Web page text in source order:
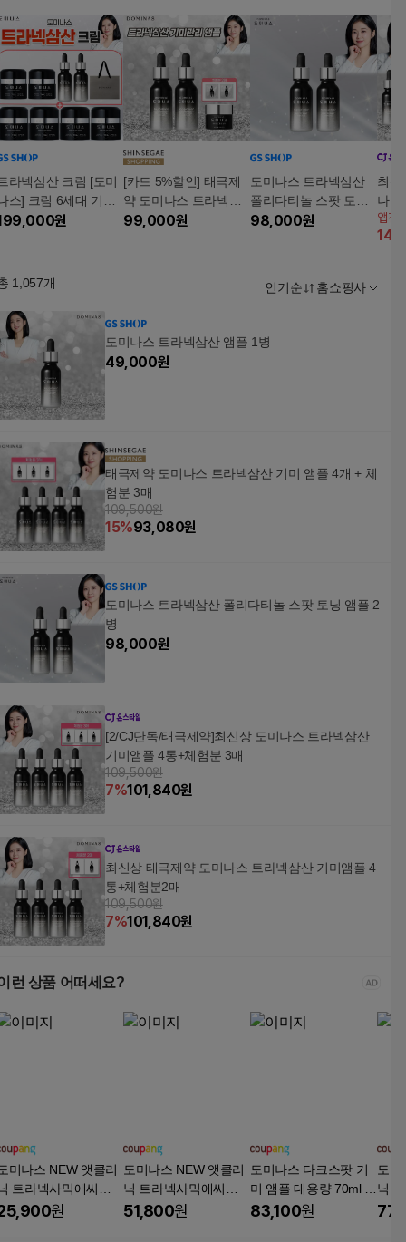
라넥삼산 크림 [도미
스] 크림 6세대 기미
백크림 크림+앰플 구
원
[카드 5%할인] 태극제
약 도미나스 트라넥삼
산 기미 앰플2개 + 아이
99,000원
도미나스 트라넥삼산
폴리다티놀 스팟 토닝
앰플 2병
98,000원
최신
나스
앰플
앱전
14
1,057개 인기순 홈쇼핑사
도미나스 트라넥삼산 앰플 1병
49,000원
태극제약 도미나스 트라넥삼산 기미 앰플 4개 + 체
험분 3매
109,500원
15%93,080원
도미나스 트라넥삼산 폴리다티놀 스팟 토닝 앰플 2
병
98,000원
[2/CJ단독/태극제약]최신상 도미나스 트라넥삼산
기미앰플 4통+체험분 3매
109,500원
7%101,840원
최신상 태극제약 도미나스 트라넥삼산 기미앰플 4
통+체험분2매
109,500원
7%101,840원
런 상품 어떠세요?
미나스 NEW 앳클리
트라넥사믹애씨드
팟 샷 앰플
원
도미나스 NEW 앳클리
닉 트라넥사믹애씨드
스팟 샷 앰플
51,800원
도미나스 다크스팟 기
미 앰플 대용량 70ml 2
개
83,100원
도미
닉
스팟